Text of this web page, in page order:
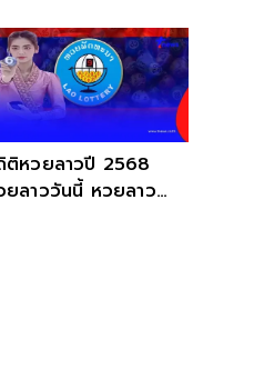
ติหวยลาวปี 2568
ยลาววันนี้ หวยลาว